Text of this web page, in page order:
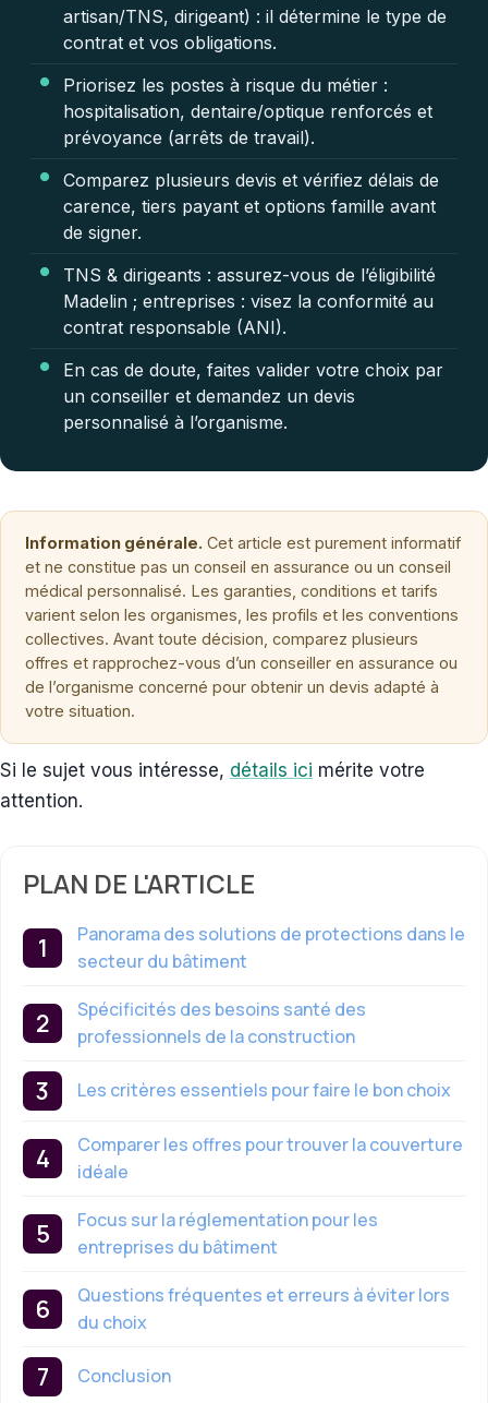
artisan/TNS, dirigeant) : il détermine le type de
contrat et vos obligations.
Priorisez les postes à risque du métier :
hospitalisation, dentaire/optique renforcés et
prévoyance (arrêts de travail).
Comparez plusieurs devis et vérifiez délais de
carence, tiers payant et options famille avant
de signer.
TNS & dirigeants : assurez-vous de l’éligibilité
Madelin ; entreprises : visez la conformité au
contrat responsable (ANI).
En cas de doute, faites valider votre choix par
un conseiller et demandez un devis
personnalisé à l’organisme.
Information générale. Cet article est purement informatif
et ne constitue pas un conseil en assurance ou un conseil
médical personnalisé. Les garanties, conditions et tarifs
varient selon les organismes, les profils et les conventions
collectives. Avant toute décision, comparez plusieurs
offres et rapprochez-vous d’un conseiller en assurance ou
de l’organisme concerné pour obtenir un devis adapté à
votre situation.
Si le sujet vous intéresse, détails ici mérite votre
attention.
PLAN DE L'ARTICLE
Panorama des solutions de protections dans le
secteur du bâtiment
Spécificités des besoins santé des
professionnels de la construction
Les critères essentiels pour faire le bon choix
Comparer les offres pour trouver la couverture
idéale
Focus sur la réglementation pour les
entreprises du bâtiment
Questions fréquentes et erreurs à éviter lors
du choix
Conclusion